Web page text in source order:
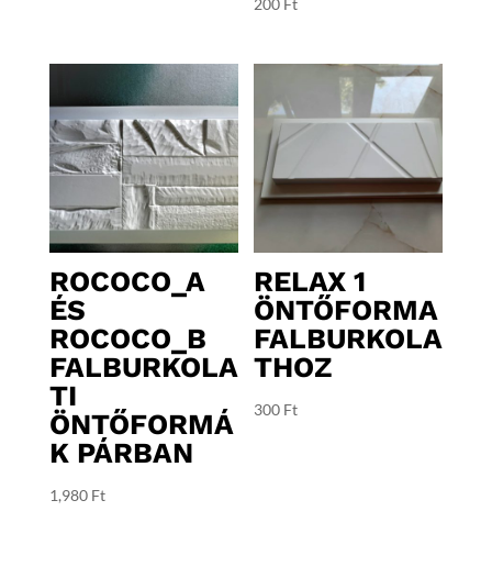
ROCOCO_A
ÉS
ROCOCO_B
FALBURKOLA
TI
ÖNTŐFORMÁ
K PÁRBAN
1,980 Ft
RELAX 1
ÖNTŐFORMA
FALBURKOLA
THOZ
300 Ft